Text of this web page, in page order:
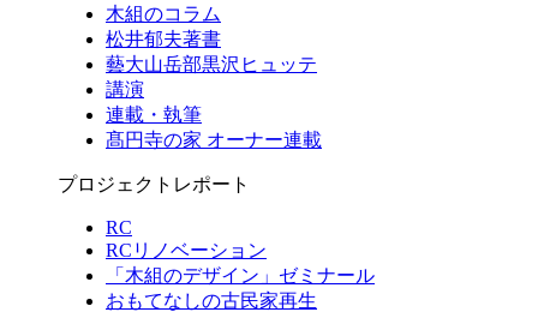
木組のコラム
松井郁夫著書
藝大山岳部黒沢ヒュッテ
講演
連載・執筆
髙円寺の家 オーナー連載
プロジェクトレポート
RC
RCリノベーション
「木組のデザイン」ゼミナール
おもてなしの古民家再生